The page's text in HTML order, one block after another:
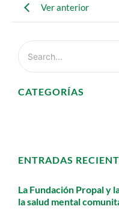
Ver anterior
CATEGORÍAS
ENTRADAS
La Fundación Propal y
la salud mental